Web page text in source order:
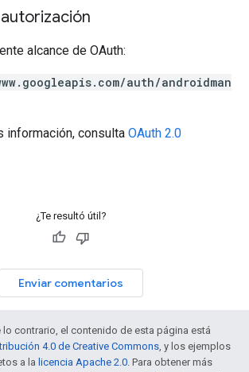
alcance de OAuth:
auth/androidman
información, consulta OAuth 2.0
¿Te resultó útil?
Enviar comentarios
lo contrario, el contenido de esta página está
4.0 de Creative Commons, y los ejemplos
a la licencia Apache 2.0. Para obtener más